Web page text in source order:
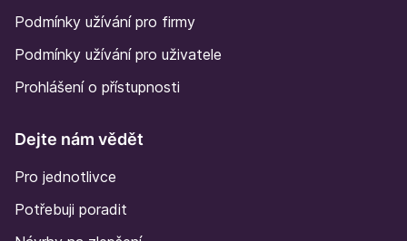
Podmínky užívání pro firmy
Podmínky užívání pro uživatele
Prohlášení o přístupnosti
Dejte nám vědět
Pro jednotlivce
Potřebuji poradit